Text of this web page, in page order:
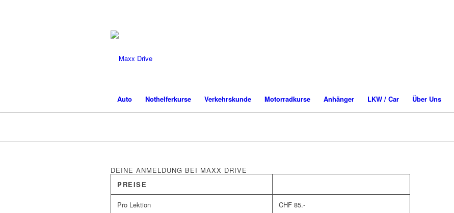
Auto Nothelferkurse Verkehrskunde Motorradkurse Anhänger LKW / Car Über Uns
DEINE ANMELDUNG BEI MAXX DRIVE
PREISE
Pro Lektion CHF 85.-